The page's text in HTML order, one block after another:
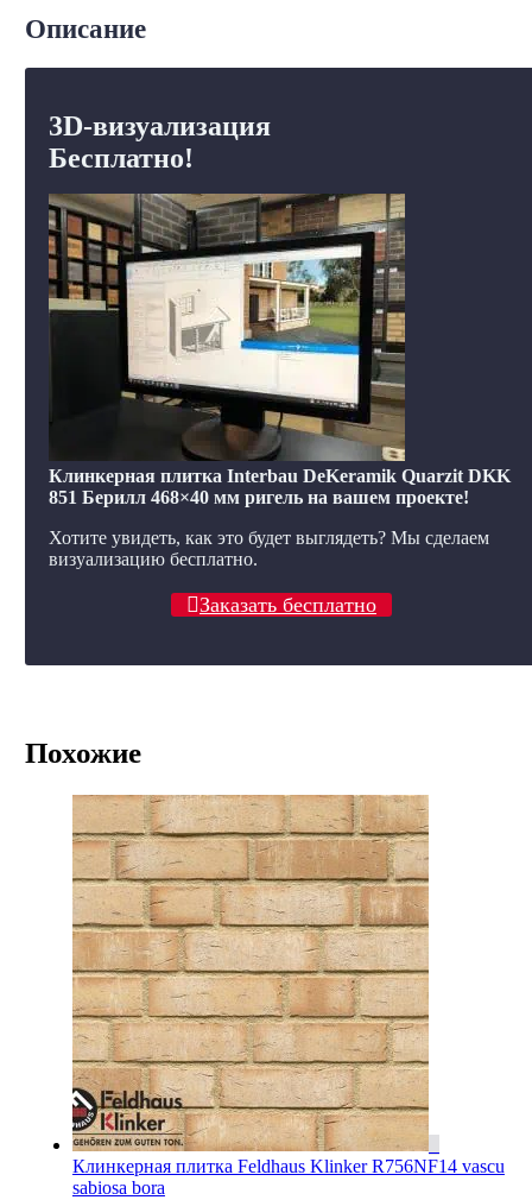
Описание
3D-визуализация
Бесплатно!
Клинкерная плитка Interbau DeKeramik Quarzit DKK
851 Берилл 468×40 мм ригель на вашем проекте!
Хотите увидеть, как это будет выглядеть? Мы сделаем
визуализацию бесплатно.
Заказать бесплатно
Похожие
Клинкерная плитка Feldhaus Klinker R756NF14 vascu
sabiosa bora